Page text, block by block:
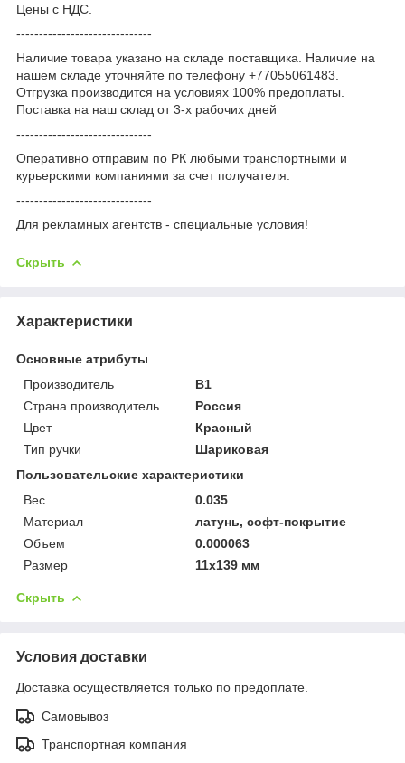
Цены с НДС.
------------------------------
Наличие товара указано на складе поставщика. Наличие на
нашем складе уточняйте по телефону +77055061483.
Отгрузка производится на условиях 100% предоплаты.
Поставка на наш склад от 3-x рабочих дней
------------------------------
Оперативно отправим по РК любыми транспортными и
курьерскими компаниями за счет получателя.
------------------------------
Для рекламных агентств - специальные условия!
Скрыть
Характеристики
Основные атрибуты
Производитель
B1
Страна производитель
Россия
Цвет
Красный
Тип ручки
Шариковая
Пользовательские характеристики
Вес
0.035
Материал
латунь, софт-покрытие
Объем
0.000063
Размер
11х139 мм
Скрыть
Условия доставки
Доставка осуществляется только по предоплате.
Самовывоз
Транспортная компания